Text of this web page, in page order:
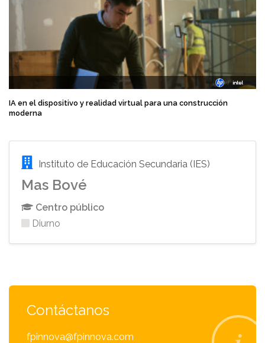
IA en el dispositivo y realidad virtual para una construcción
moderna
Instituto de Educación Secundaria (IES)
Mas Bové
Centro público
Diurno
Contáctanos
fpinnova@fpinnova.com